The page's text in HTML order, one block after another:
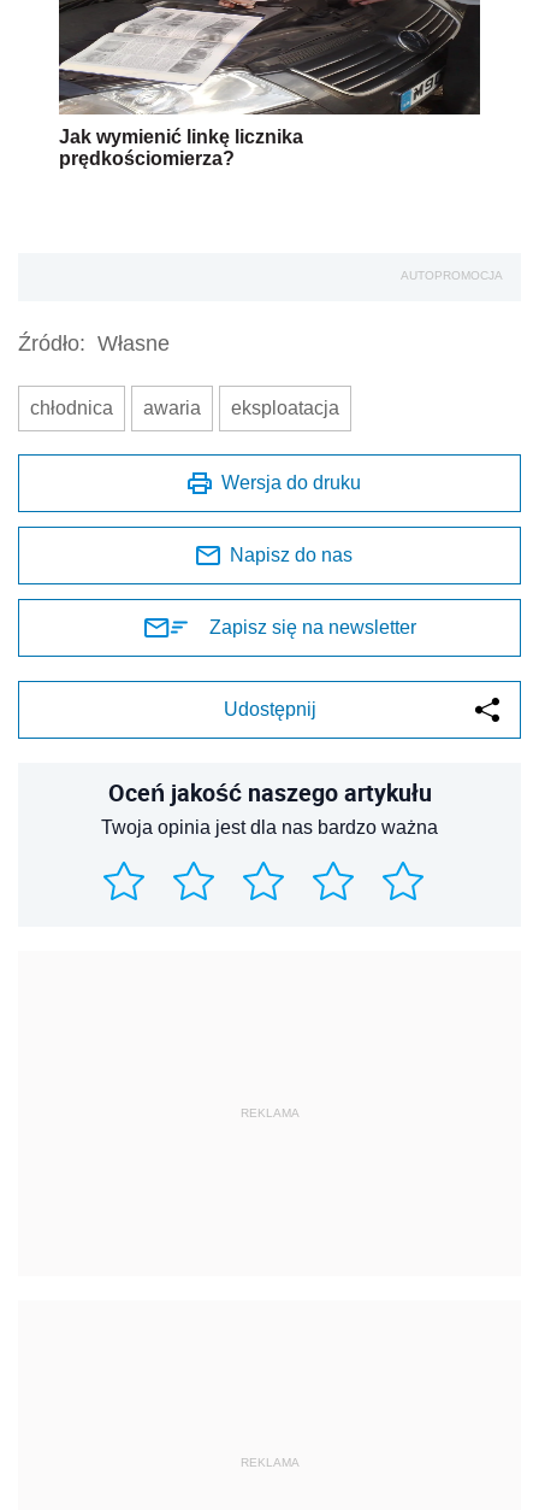
Jak wymienić linkę licznika
prędkościomierza?
AUTOPROMOCJA
Źródło: Własne
chłodnica awaria eksploatacja
Wersja do druku
Napisz do nas
Zapisz się na newsletter
Udostępnij
Oceń jakość naszego artykułu
Twoja opinia jest dla nas bardzo ważna
REKLAMA
REKLAMA